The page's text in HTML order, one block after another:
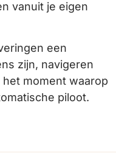
vanuit je eigen
een
zijn, navigeren
moment waarop
piloot.